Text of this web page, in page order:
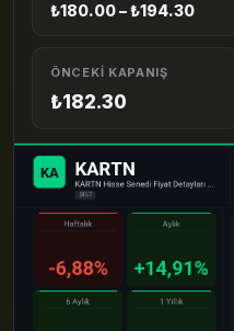
₺180.00 – ₺194.30
ÖNCEKI KAPANIŞ
₺182.30